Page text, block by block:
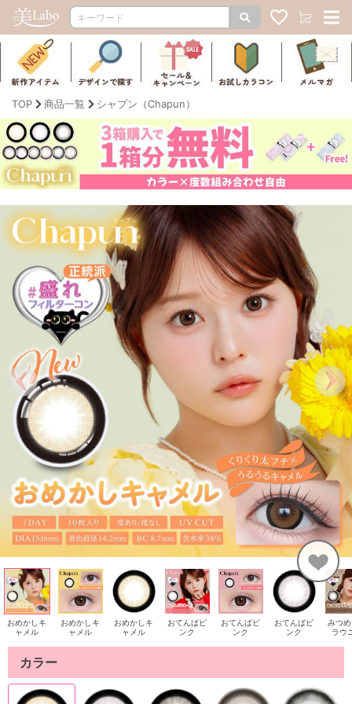
TOP 商品一覧 シャプン（Chapun）
おめかしキ
ャメル
おめかしキ
ャメル
おめかしキ
ャメル
おてんばピ
ンク
おてんばピ
ンク
おてんばピ
ンク
みつ
ラウ
カラー